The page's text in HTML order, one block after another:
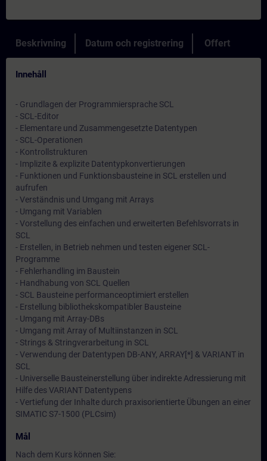
Beskrivning Datum och registrering Offert
Innehåll
- Grundlagen der Programmiersprache SCL
- SCL-Editor
- Elementare und Zusammengesetzte Datentypen
- SCL-Operationen
- Kontrollstrukturen
- Implizite & explizite Datentypkonvertierungen
- Funktionen und Funktionsbausteine in SCL erstellen und
aufrufen
- Verständnis und Umgang mit Arrays
- Umgang mit Variablen
- Vorstellung des einfachen und erweiterten Befehlsvorrats in
SCL
- Erstellen, in Betrieb nehmen und testen eigener SCL-
Programme
- Fehlerhandling im Baustein
- Handhabung von SCL Quellen
- SCL Bausteine performanceoptimiert erstellen
- Erstellung bibliothekskompatibler Bausteine
- Umgang mit Array-DBs
- Umgang mit Array of Multiinstanzen in SCL
- Strings & Stringverarbeitung in SCL
- Verwendung der Datentypen DB-ANY, ARRAY[*] & VARIANT in
SCL
- Universelle Bausteinerstellung über indirekte Adressierung mit
Hilfe des VARIANT Datentypens
- Vertiefung der Inhalte durch praxisorientierte Übungen an einer
SIMATIC S7-1500 (PLCsim)
Mål
Nach dem Kurs können Sie: